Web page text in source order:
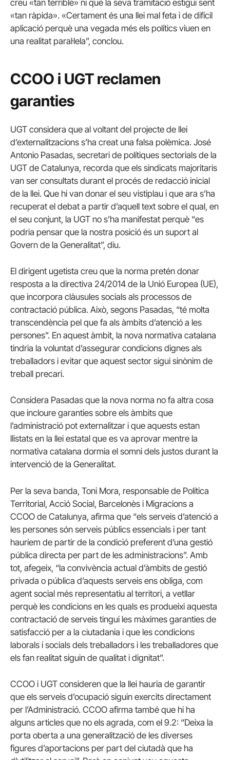
creu «tan terrible» ni que la seva tramitació estigui sent
«tan ràpida». «Certament és una llei mal feta i de difícil
aplicació perquè una vegada més els polítics viuen en
una realitat paral·lela”, conclou.
CCOO i UGT reclamen
garanties
UGT considera que al voltant del projecte de llei
d’externalitzacions s’ha creat una falsa polèmica. José
Antonio Pasadas, secretari de polítiques sectorials de la
UGT de Catalunya, recorda que els sindicats majoritaris
van ser consultats durant el procés de redacció inicial
de la llei. Que hi van donar el seu vistiplau i que ara s’ha
recuperat el debat a partir d’aquell text sobre el qual, en
el seu conjunt, la UGT no s’ha manifestat perquè “es
podria pensar que la nostra posició és un suport al
Govern de la Generalitat”, diu.
El dirigent ugetista creu que la norma pretén donar
resposta a la directiva 24/2014 de la Unió Europea (UE),
que incorpora clàusules socials als processos de
contractació pública. Això, segons Pasadas, “té molta
transcendència pel que fa als àmbits d’atenció a les
persones”. En aquest àmbit, la nova normativa catalana
tindria la voluntat d’assegurar condicions dignes als
treballadors i evitar que aquest sector sigui sinònim de
treball precari.
Considera Pasadas que la nova norma no fa altra cosa
que incloure garanties sobre els àmbits que
l’administració pot externalitzar i que aquests estan
llistats en la llei estatal que es va aprovar mentre la
normativa catalana dormia el somni dels justos durant la
intervenció de la Generalitat.
Per la seva banda, Toni Mora, responsable de Política
Territorial, Acció Social, Barcelonès i Migracions a
CCOO de Catalunya, afirma que “els serveis d’atenció a
les persones són serveis públics essencials i per tant
hauríem de partir de la condició preferent d’una gestió
pública directa per part de les administracions”. Amb
tot, afegeix, “la convivència actual d’àmbits de gestió
privada o pública d’aquests serveis ens obliga, com
agent social més representatiu al territori, a vetllar
perquè les condicions en les quals es produeixi aquesta
contractació de serveis tingui les màximes garanties de
satisfacció per a la ciutadania i que les condicions
laborals i socials dels treballadors i les treballadores que
els fan realitat siguin de qualitat i dignitat”.
CCOO i UGT consideren que la llei hauria de garantir
que els serveis d’ocupació siguin exercits directament
per l’Administració. CCOO afirma també que hi ha
alguns articles que no els agrada, com el 9.2: “Deixa la
porta oberta a una generalització de les diverses
figures d’aportacions per part del ciutadà que ha